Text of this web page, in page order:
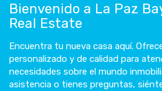
Bienvenido a La Paz
Real Estate
Encuentra tu nueva casa aquí.
personalizado y de calidad para
necesidades sobre el mundo
asistencia o tienes preguntas,